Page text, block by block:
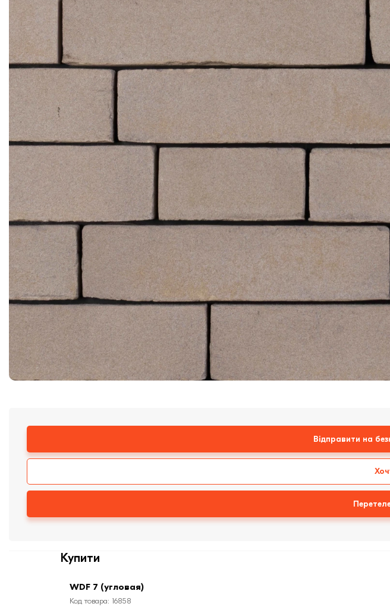
Рядова цегла
Клінкерная плитка
Сходи та ганок
Будівельні суміші
Відправити на
Купити
WDF 7 (угловая)
Код товара: 16858